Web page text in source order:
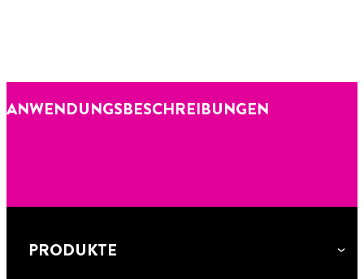
ANWENDUNGSBESCHREIBUNGEN
PRODUKTE